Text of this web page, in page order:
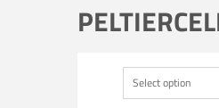
Select option